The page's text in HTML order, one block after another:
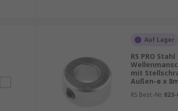
Auf Lager
RS PRO Stahl
mit
Außen-ø x
RS Best.-Nr. 823-